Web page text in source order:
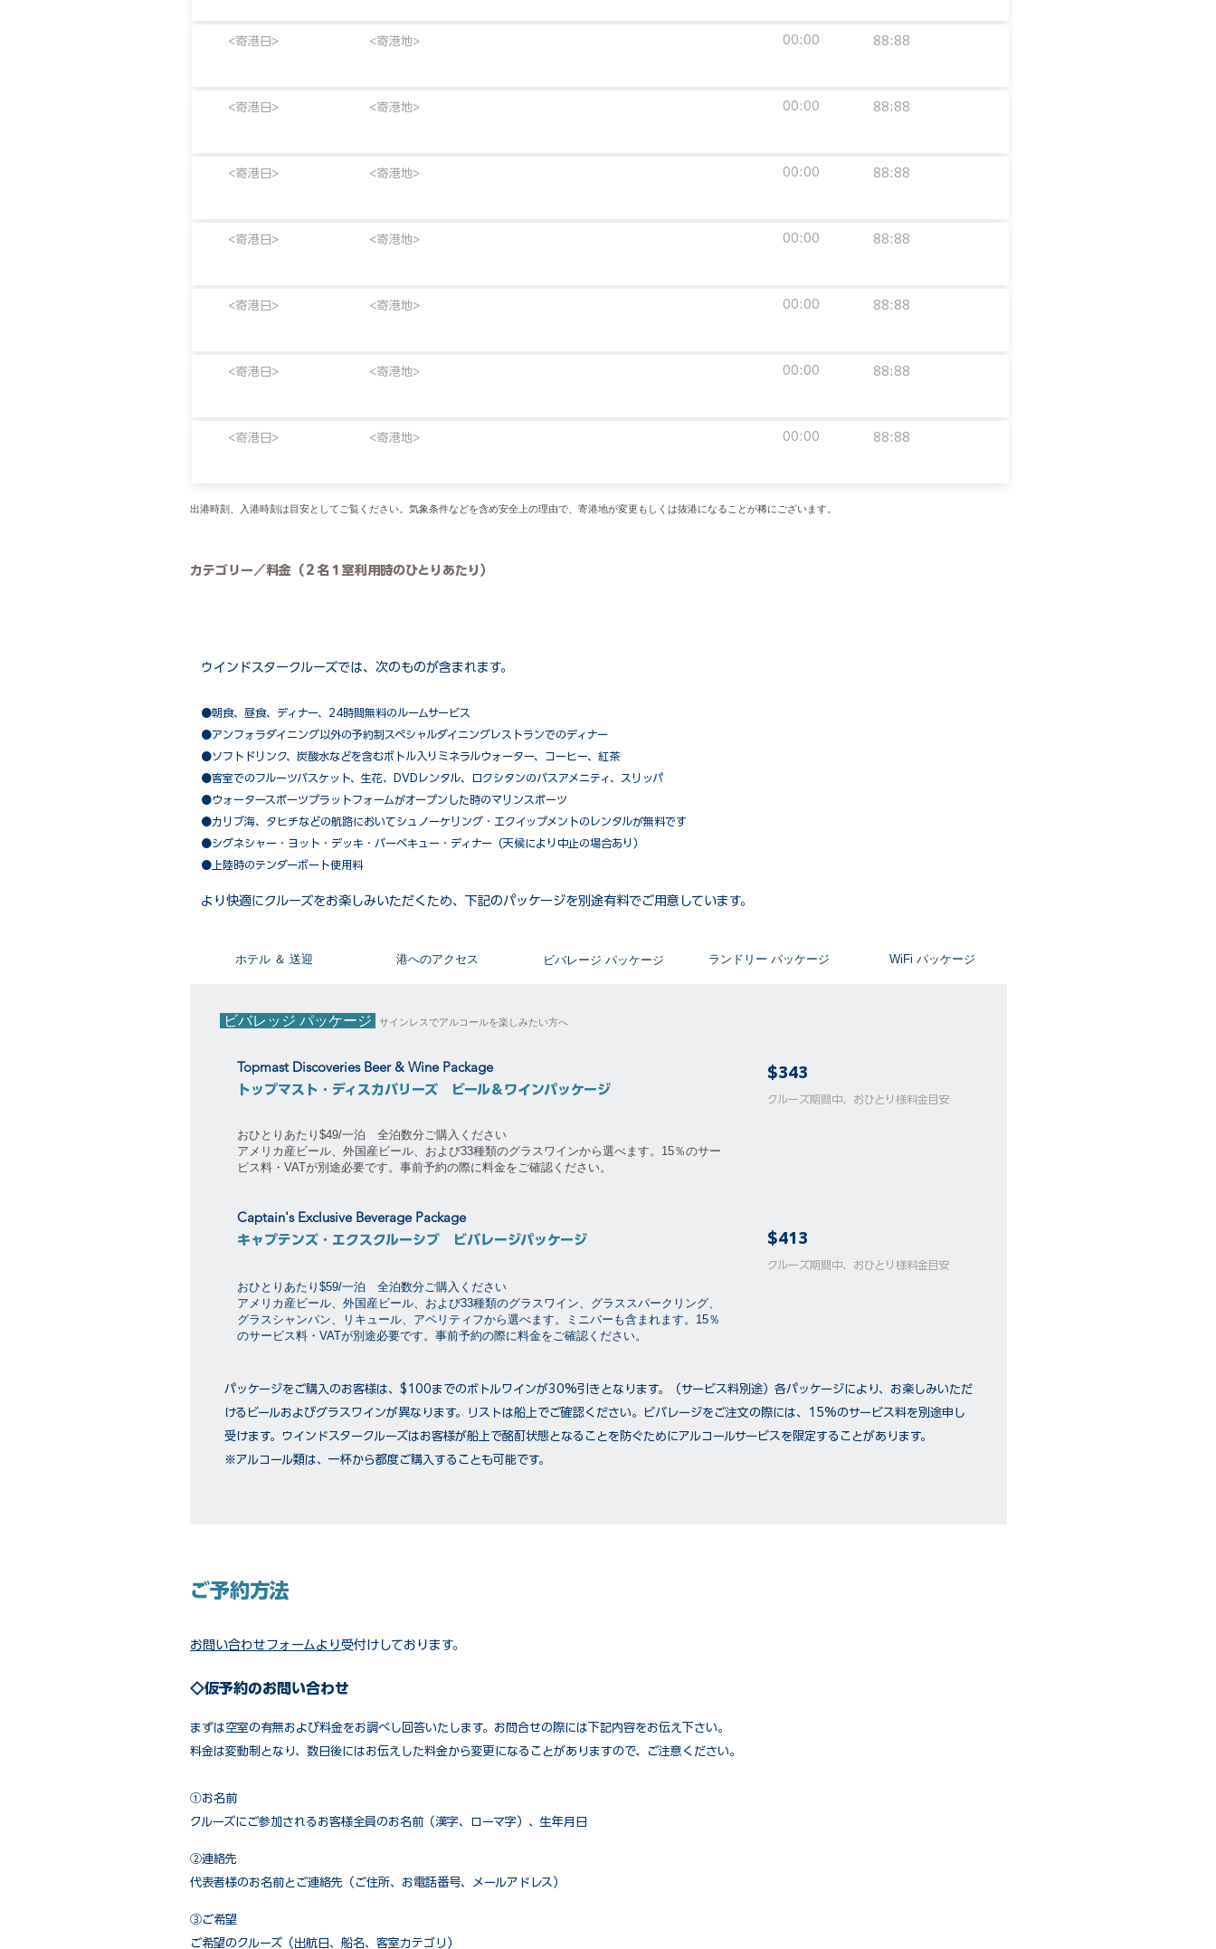
<寄港日> 00:00 88:88
<寄港地>
<寄港日> 00:00 88:88
<寄港地>
<寄港日> 00:00 88:88
<寄港地>
<寄港日> 00:00 88:88
<寄港地>
<寄港日> 00:00 88:88
<寄港地>
<寄港日> 00:00 88:88
<寄港地>
<寄港日> 00:00 88:88
<寄港地>
​出港時刻、入港時刻は目安としてご覧ください。気象条件などを含め安全上の理由で、寄港地が変更もしくは抜港になることが稀にございます。
カテゴリー／料金（２名１室利用時のひとりあたり）
ウインドスタークルーズでは、次のものが含まれます。
●朝食、昼食、ディナー、24時間無料のルームサービス
​●アンフォラダイニング以外の予約制スペシャルダイニングレストランでのディナー
●ソフトドリンク、炭酸水などを含むボトル入りミネラルウォーター、コーヒー、紅茶
●客室でのフルーツバスケット、生花、DVDレンタル、ロクシタンのバスアメニティ、スリッパ
●ウォータースポーツプラットフォームがオープンした時のマリンスポーツ
●カリブ海、タヒチなどの航路においてシュノーケリング・エクイップメントのレンタルが無料です
​●シグネシャー・ヨット・デッキ・バーベキュー・ディナー（天候により中止の場合あり）
●上陸時のテンダーボート使用料
​より快適にクルーズをお楽しみいただくため、下記のパッケージを別途有料でご用意しています。​
​ホテル ＆ 送迎 ​港へのアクセス ビバレージ パッケージ ​ランドリー パッケージ ​WiFi パッケージ
ビバレッジ パッケージ サインレスでアルコールを楽しみたい方へ
Topmast Discoveries Beer & Wine Package
トップマスト・ディスカバリーズ ビール＆ワインパッケージ
$343
​​クルーズ期間中、おひとり様料金目安
おひとりあたり$49/一泊 全泊数分ご購入ください
アメリカ産ビール、外国産ビール、および33種類のグラスワインから選べます。15％のサー
ビス料・VATが別途必要です。事前予約の際に料金をご確認ください。
Captain's Exclusive Beverage Package
キャプテンズ・エクスクルーシブ ビバレージパッケージ $413
​​クルーズ期間中、おひとり様料金目安
おひとりあたり$59/一泊 全泊数分ご購入ください
アメリカ産ビール、外国産ビール、および33種類のグラスワイン、グラススパークリング、
グラスシャンパン、リキュール、アペリティフから選べます。ミニバーも含まれます。15％
のサービス料・VATが別途必要です。事前予約の際に料金をご確認ください。
パッケージをご購入のお客様は、$100までのボトルワインが30%引きとなります。（サービス料別途）各パッケージにより、お楽しみいただ
けるビールおよびグラスワインが異なります。リストは船上でご確認ください。ビバレージをご注文の際には、15%のサービス料を別途申し
受けます。ウインドスタークルーズはお客様が船上で酩酊状態となることを防ぐためにアルコールサービスを限定することがあります。
※アルコール類は、一杯から都度ご購入することも可能です。
ご予約方法
お問い合わせフォームより受付けしております。
◇仮予約のお問い合わせ
まずは空室の有無および料金をお調べし回答いたします。お問合せの際には下記内容をお伝え下さい。
料金は変動制となり、数日後にはお伝えした料金から変更になることがありますので、ご注意ください。
①お名前
クルーズにご参加されるお客様全員のお名前（漢字、ローマ字）、生年月日
②連絡先
代表者様のお名前とご連絡先（ご住所、お電話番号、メールアドレス）
③ご希望
ご希望のクルーズ（出航日、船名、客室カテゴリ）